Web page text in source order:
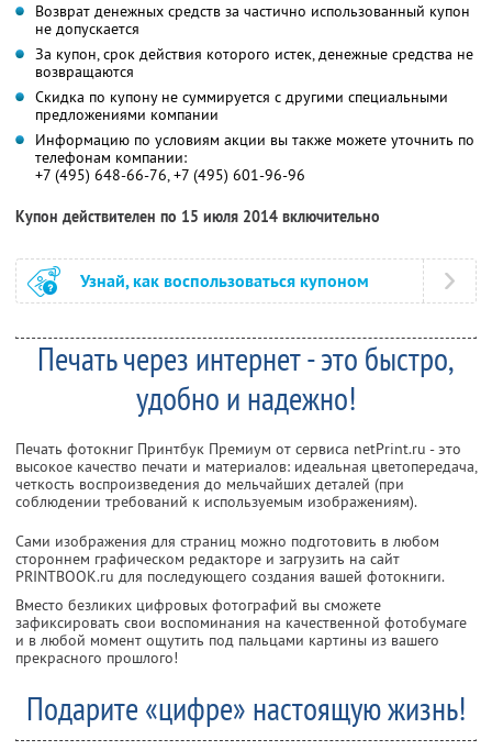
Возврат денежных средств за частично использованный купон
не допускается
За купон, срок действия которого истек, денежные средства не
возвращаются
Скидка по купону не суммируется с другими специальными
предложениями компании
Информацию по условиям акции вы также можете уточнить по
телефонам компании:
+7 (495) 648-66-76, +7 (495) 601-96-96
Купон действителен по 15 июля 2014 включительно
Узнай, как воспользоваться купоном
Печать через интернет - это быстро,
удобно и надежно!
Печать фотокниг Принтбук Премиум от сервиса netPrint.ru - это
высокое качество печати и материалов: идеальная цветопередача,
четкость воспроизведения до мельчайших деталей (при
соблюдении требований к используемым изображениям).
Сами изображения для страниц можно подготовить в любом
стороннем графическом редакторе и загрузить на сайт
PRINTBOOK.ru для последующего создания вашей фотокниги.
Вместо безликих цифровых фотографий вы сможете
зафиксировать свои воспоминания на качественной фотобумаге
и в любой момент ощутить под пальцами картины из вашего
прекрасного прошлого!
Подарите «цифре» настоящую жизнь!